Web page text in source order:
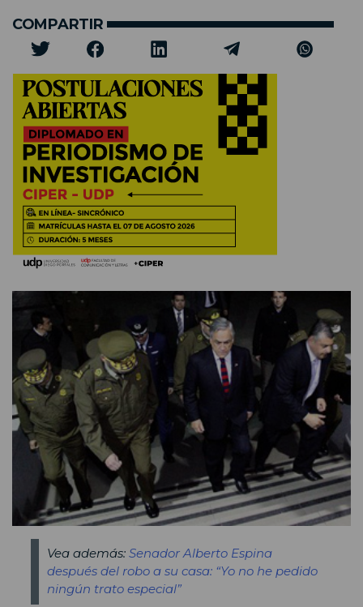
COMPARTIR
Vea además: Senador Alberto Espina
después del robo a su casa: “Yo no he pedido
ningún trato especial”